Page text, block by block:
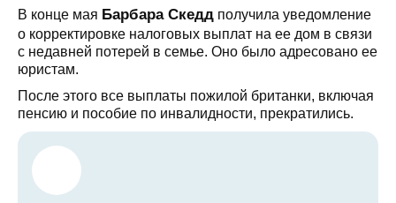
В конце мая Барбара Скедд получила уведомление
о корректировке налоговых выплат на ее дом в связи
с недавней потерей в семье. Оно было адресовано ее
юристам.
После этого все выплаты пожилой британки, включая
пенсию и пособие по инвалидности, прекратились.